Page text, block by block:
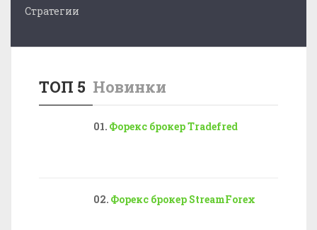
Стратегии
ТОП 5 Новинки
Форекс брокер Tradefred
Форекс брокер StreamForex